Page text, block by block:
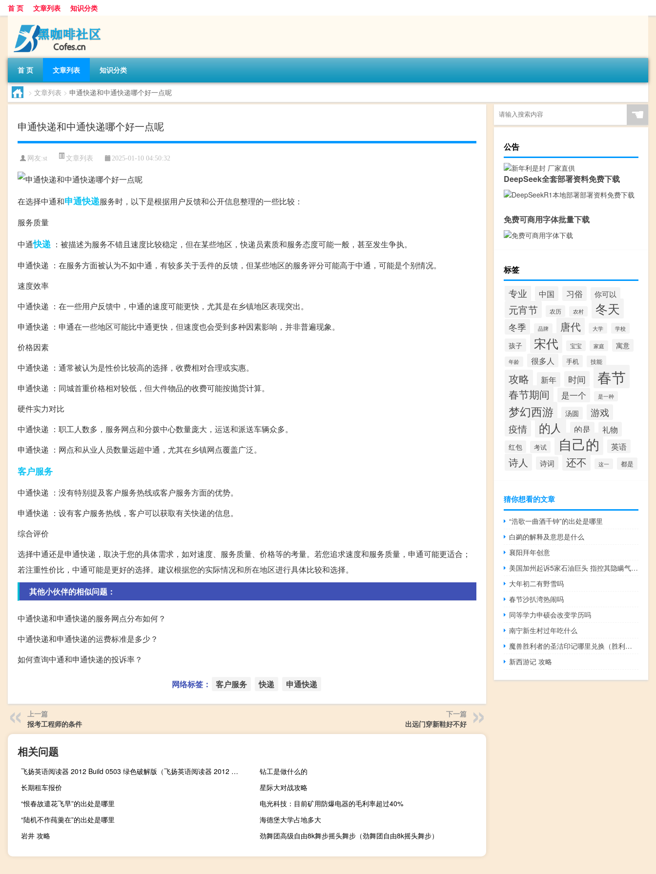
首 页 文章列表 知识分类
首 页 文章列表 知识分类
> 文章列表 > 申通快递和中通快递哪个好一点呢
申通快递和中通快递哪个好一点呢
网友:st 文章列表 2025-01-10 04:50:32
在选择中通和申通快递服务时，以下是根据用户反馈和公开信息整理的一些比较：
服务质量
中通快递 ：被描述为服务不错且速度比较稳定，但在某些地区，快递员素质和服务态度可能一般，甚至发生争执。
申通快递 ：在服务方面被认为不如中通，有较多关于丢件的反馈，但某些地区的服务评分可能高于中通，可能是个别情况。
速度效率
中通快递 ：在一些用户反馈中，中通的速度可能更快，尤其是在乡镇地区表现突出。
申通快递 ：申通在一些地区可能比中通更快，但速度也会受到多种因素影响，并非普遍现象。
价格因素
中通快递 ：通常被认为是性价比较高的选择，收费相对合理或实惠。
申通快递 ：同城首重价格相对较低，但大件物品的收费可能按抛货计算。
硬件实力对比
中通快递 ：职工人数多，服务网点和分拨中心数量庞大，运送和派送车辆众多。
申通快递 ：网点和从业人员数量远超中通，尤其在乡镇网点覆盖广泛。
客户服务
中通快递 ：没有特别提及客户服务热线或客户服务方面的优势。
申通快递 ：设有客户服务热线，客户可以获取有关快递的信息。
综合评价
选择中通还是申通快递，取决于您的具体需求，如对速度、服务质量、价格等的考量。若您追求速度和服务质量，申通可能更适合；
若注重性价比，中通可能是更好的选择。建议根据您的实际情况和所在地区进行具体比较和选择。
其他小伙伴的相似问题：
中通快递和申通快递的服务网点分布如何？
中通快递和申通快递的运费标准是多少？
如何查询中通和申通快递的投诉率？
网络标签： 客户服务 快递 申通快递
上一篇
报考工程师的条件
下一篇
出远门穿新鞋好不好
相关问题
飞扬英语阅读器 2012 Build 0503 绿色破解版（飞扬英语阅读器 2012 Build 0503 绿色破解版功能简介）
钻工是做什么的
长期租车报价
星际大对战攻略
“恨春故遣花飞早”的出处是哪里
电光科技：目前矿用防爆电器的毛利率超过40%
“陆机不作莼羹在”的出处是哪里
海德堡大学占地多大
岩井 攻略
劲舞团高级自由8k舞步摇头舞步（劲舞团自由8k摇头舞步）
☚
公告
DeepSeek全套部署资料免费下载
免费可商用字体批量下载
标签
专业 中国 习俗 你可以
元宵节 农历 农村 冬天
冬季 品牌 唐代 大学 学校
孩子 宋代 宝宝 家庭 寓意
年龄 很多人 手机 技能
攻略 新年 时间 春节
春节期间 是一个 是一种
梦幻西游 汤圆 游戏
疫情 的人 的是 礼物
红包 考试 自己的 英语
诗人 诗词 还不 这一 都是
猜你想看的文章
“浩歌一曲酒千钟”的出处是哪里
白鹢的解释及意思是什么
襄阳拜年创意
美国加州起诉5家石油巨头 指控其隐瞒气候变化风险
大年初二有野雪吗
春节沙扒湾热闹吗
同等学力申硕会改变学历吗
南宁新生村过年吃什么
魔兽胜利者的圣洁印记哪里兑换（胜利者的圣洁印记在哪换）
新西游记 攻略